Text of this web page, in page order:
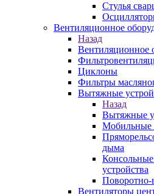
Стулья
Вентиляционное
Назад
Вентиляционное
Циклоны
Фильтры
Вытяжные
Назад
Вытяжные
Мобильные
дыма
устройства
Поворотно-
Вентиляторы